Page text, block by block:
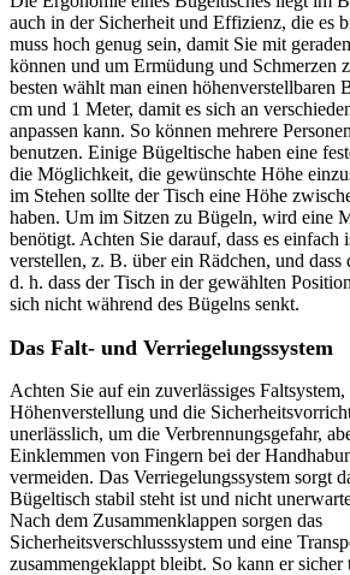
auch in der Sicherheit und Effizienz, die es
muss hoch genug sein, damit Sie mit
können und um Ermüdung und Schmerzen
besten wählt man einen höhenverstellbaren
cm und 1 Meter, damit es sich an
anpassen kann. So können mehrere
benutzen. Einige Bügeltische haben eine
die Möglichkeit, die gewünschte Höhe
im Stehen sollte der Tisch eine Höhe
haben. Um im Sitzen zu Bügeln, wird eine
benötigt. Achten Sie darauf, dass es einfach
verstellen, z. B. über ein Rädchen, und
d. h. dass der Tisch in der gewählten
sich nicht während des Bügelns senkt.
Das Falt- und Verriegelungssystem
Achten Sie auf ein zuverlässiges Faltsystem,
Höhenverstellung und die
unerlässlich, um die Verbrennungsgefahr,
Einklemmen von Fingern bei der
vermeiden. Das Verriegelungssystem sorgt
Bügeltisch stabil steht ist und nicht
Nach dem Zusammenklappen sorgen das
Sicherheitsverschlusssystem und eine
zusammengeklappt bleibt. So kann er sicher